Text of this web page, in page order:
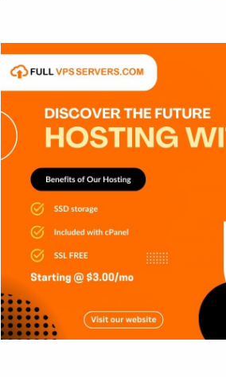
APPS DISPOSITIVOS
SERIES
SERVICIOS DE
SIN CATEGORÍA
TECH
Criptografía de Curva
Más seguridad
Carlos Conde